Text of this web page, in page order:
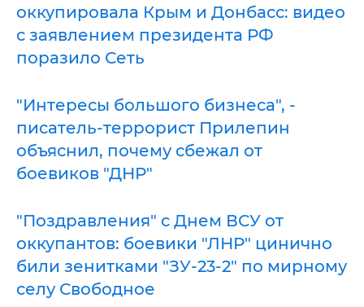
оккупировала Крым и Донбасс: видео
с заявлением президента РФ
поразило Сеть
"Интересы большого бизнеса", -
писатель-террорист Прилепин
объяснил, почему сбежал от
боевиков "ДНР"
"Поздравления" с Днем ВСУ от
оккупантов: боевики "ЛНР" цинично
били зенитками "ЗУ-23-2" по мирному
селу Свободное